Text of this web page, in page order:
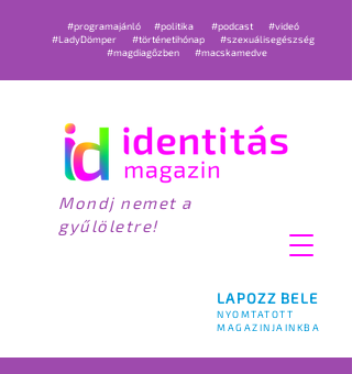
LAPOZZ BELE
NYOMTATOTT
MAGAZINJAINKBA
#programajánló #politika #podcast
#videó
#LadyDömper
#történetihónap
#szexuálisegészség
#magdiagőzben
#macskamedve
Mondj nemet a
gyűlöletre!